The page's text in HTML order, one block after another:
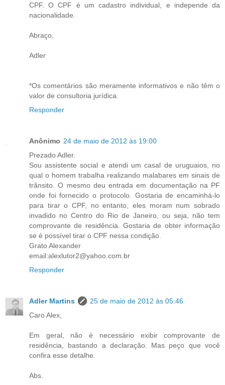
CPF. O CPF é um cadastro individual, e independe da
nacionalidade.
Abraço,
Adler
*Os comentários são meramente informativos e não têm o
valor de consultoria jurídica.
Responder
Anônimo 24 de maio de 2012 às 19:00
Prezado Adler.
Sou assistente social e atendi um casal de uruguaios, no
qual o homem trabalha realizando malabares em sinais de
trânsito. O mesmo deu entrada em documentação na PF
onde foi fornecido o protocolo. Gostaria de encaminhá-lo
para tirar o CPF, no entanto, eles moram num sobrado
invadido no Centro do Rio de Janeiro, ou seja, não tem
comprovante de residência. Gostaria de obter informação
se é possível tirar o CPF nessa condição.
Grato Alexander
email:alexlutor2@yahoo.com.br
Responder
Adler Martins
25 de maio de 2012 às 05:46
Caro Alex,
Em geral, não é necessário exibir comprovante de
residência, bastando a declaração. Mas peço que você
confira esse detalhe.
Abs.